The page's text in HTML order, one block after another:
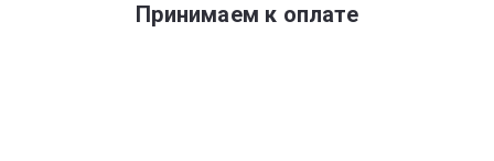
Принимаем к оплате